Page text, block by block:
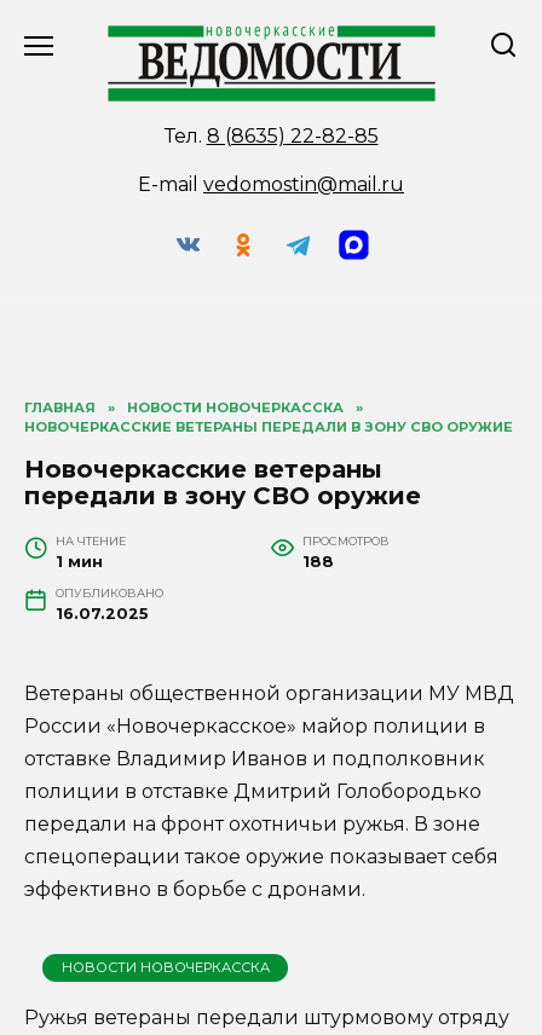
Тел. 8 (8635) 22-82-85
E-mail vedomostin@mail.ru
ГЛАВНАЯ » НОВОСТИ НОВОЧЕРКАССКА
»
НОВОЧЕРКАССКИЕ ВЕТЕРАНЫ ПЕРЕДАЛИ В ЗОНУ СВО ОРУЖИЕ
Новочеркасские ветераны
передали в зону СВО оружие
НА ЧТЕНИЕ
1 мин
ПРОСМОТРОВ
188
ОПУБЛИКОВАНО
16.07.2025
Ветераны общественной организации МУ МВД
России «Новочеркасское» майор полиции в
отставке Владимир Иванов и подполковник
полиции в отставке Дмитрий Голобородько
передали на фронт охотничьи ружья. В зоне
спецоперации такое оружие показывает себя
эффективно в борьбе с дронами.
НОВОСТИ НОВОЧЕРКАССКА
Ружья ветераны передали штурмовому отряду